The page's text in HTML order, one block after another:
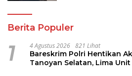
Berita Populer
1 4 Agustus 2026 821 Lihat
Bareskrim Polri Hentikan
Tanoyan Selatan, Lima